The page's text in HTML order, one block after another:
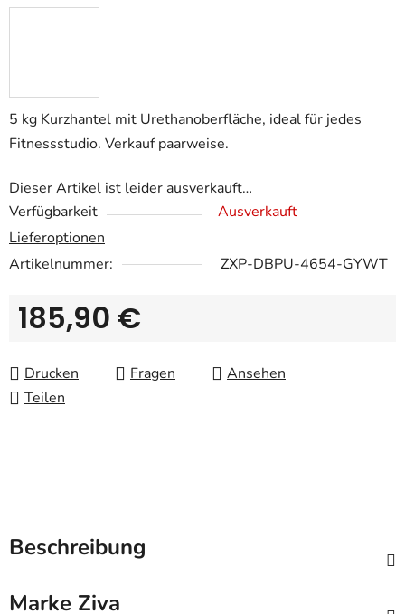
5 kg Kurzhantel mit Urethanoberfläche, ideal für jedes
Fitnessstudio. Verkauf paarweise.
Dieser Artikel ist leider ausverkauft…
Verfügbarkeit
Ausverkauft
Lieferoptionen
Artikelnummer:
ZXP-DBPU-4654-GYWT
185,90 €
Drucken
Fragen
Ansehen
Teilen
Beschreibung
Marke Ziva